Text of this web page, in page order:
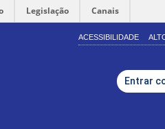
Legislação Canais
ACESSIBILIDADE
Entrar